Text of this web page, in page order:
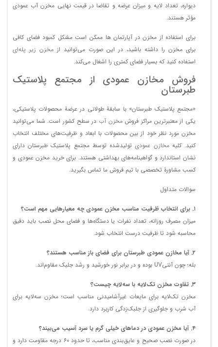
دیواره، تعداد لایه و میزان عرضه و تقاضا در قیمت نهایی مخزن آب عمودی
مؤثر هستند.
برای استفاده از مخزن در آپارتمان ها ممکن است مشکل کمبود فضای کافی
برای مخزن را داشته باشید، در این صورت می‌توانید از مخزن زیر پله‌ای
استفاده کنید که بسیار فضای کمتری را اشغال می‌کند.
فروش مخازن عمودی از مجتمع پلاستیک
طبرستان
«مجتمع پلاستیک طبرستان» با سابقۀ طولانی در عرضۀ محصولات پلاستیکی،
یکی از معتبرترین مراکز فروشمخزن آب در سطح کشور است. شما می‌توانید
مخزن مورد نظر خود از بین محصولات با ابعاد و ظرفیت‌های مختلف انتخاب
کنید. کلیهمخازن عمودیتولیدشده توسط مجتمع پلاستیک طبرستان دارای
نشان استاندارد و گواهینامه‌های بهداشتی هستند. برای خرید مخزن عمودی و
کسب مشاورۀ تخصصی با تیم فروش ما تماس بگیرید.
سوالات متداول
۱. برای انتخاب ظرفیت مناسب مخزن عمودی چه معیارهایی مهم است؟
میزان مصرف روزانه، تعداد نفرات یا دستگاه‌ها و فضای محل نصب باید دقیق
محاسبه شود تا ظرفیت درست انتخاب شود.
۲. آیا مخازن عمودی طبرستان برای فضای باز مناسب هستند؟
بله؛ چون آنتی‌UV بوده و در برابر نور خورشید و رشد جلبک مقاوم‌اند.
۳. تفاوت مخزن تک‌لایه با سه‌لایه چیست؟
مخزن تک‌لایه برای مایعات غیرآشامیدنی مناسب است؛ مخزن سه‌لایه برای
آب شرب و جلوگیری از جلبک‌زدگی کاربرد دارد.
۴. آیا مخزن عمودی در دماهای خیلی گرم یا سرد آسیب می‌بیند؟
در صورت نصب صحیح و عایق‌بندی مناسب، تا حدود ۶۰ درجه مقاومت دارد و